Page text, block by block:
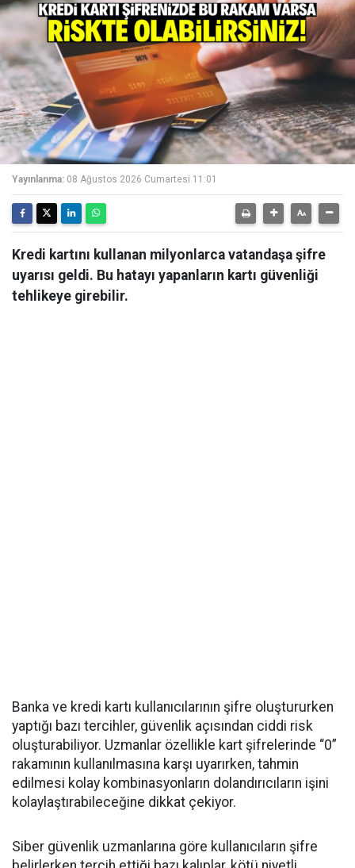
Yayınlanma: 08 Ağustos 2026 Cumartesi 11:01
Kredi kartını kullanan milyonlarca vatandaşa şifre
uyarısı geldi. Bu hatayı yapanların kartı güvenliği
tehlikeye girebilir.
Banka ve kredi kartı kullanıcılarının şifre oluştururken
yaptığı bazı tercihler, güvenlik açısından ciddi risk
oluşturabiliyor. Uzmanlar özellikle kart şifrelerinde “0”
rakamının kullanılmasına karşı uyarırken, tahmin
edilmesi kolay kombinasyonların dolandırıcıların işini
kolaylaştırabileceğine dikkat çekiyor.
Siber güvenlik uzmanlarına göre kullanıcıların şifre